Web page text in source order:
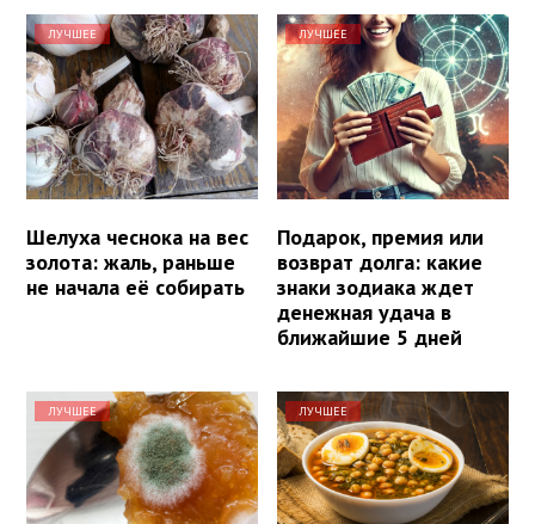
ЛУЧШЕЕ
Шелуха чеснока на вес
золота: жаль, раньше
не начала её собирать
ЛУЧШЕЕ
Подарок, премия или
возврат долга: какие
знаки зодиака ждет
денежная удача в
ближайшие 5 дней
ЛУЧШЕЕ ЛУЧШЕЕ